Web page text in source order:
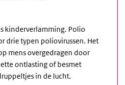
kinderverlamming. Polio
drie typen poliovirussen. Het
mens overgedragen door
ontlasting of besmet
in de lucht.